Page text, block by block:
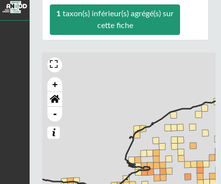
1taxon(s) inférieur(s) agrégé(s) sur
cette fiche
+
-